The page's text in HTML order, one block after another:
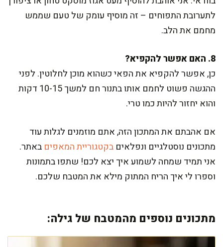
לתערובת התפוחים – זה מוסיף עומק של טעם שממש
מחמם את הלב.
8. האם אפשר להקפיא?
כן, אפשר להקפיא את הפאי כשהוא מוכן לחלוטין. לפני
ההגשה פשוט לחמם אותו בתנור חם למשך 10-15 דקות
והוא יחזור להיות כמו טרי.
אם אהבתם את המתכון הזה, אתם מוזמנים לגלות עוד
מתכונים נוסטלגיים ונפלאים בקטגוריית המאפים באתר.
אני תמיד שמחה לשמוע איך יצא לכם! שתפו בתמונות
וספרו לי איך הריח המתוק מילא את המטבח שלכם.
מתכונים נוספים מהמטבח של גילה: